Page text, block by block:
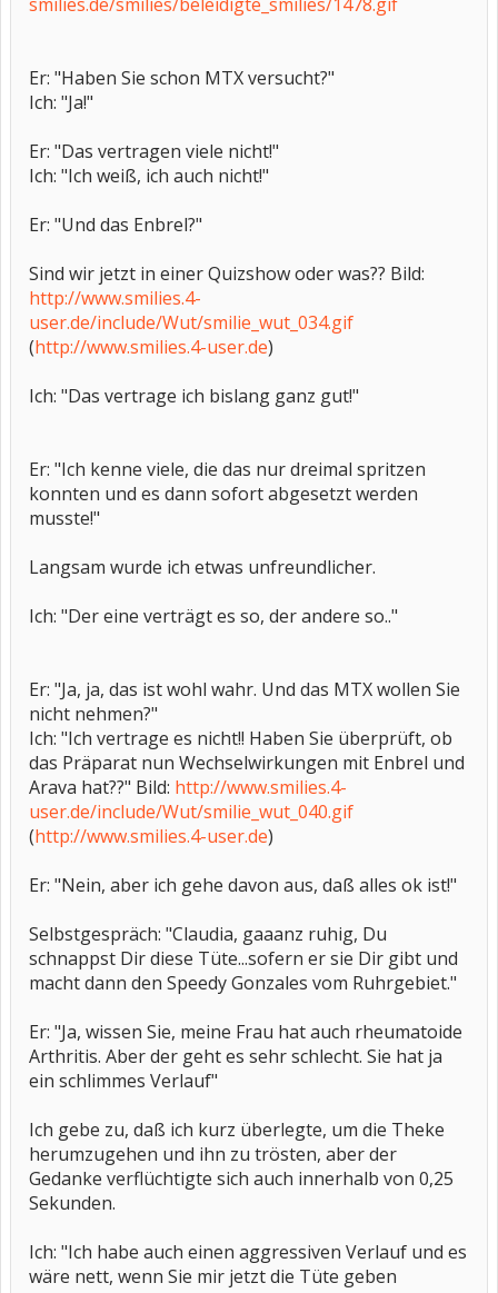
Er: "Haben Sie schon MTX versucht?"
Ich: "Ja!"
Er: "Das vertragen viele nicht!"
Ich: "Ich weiß, ich auch nicht!"
Er: "Und das Enbrel?"
Sind wir jetzt in einer Quizshow oder was?? Bild:
http://www.smilies.4-
user.de/include/Wut/smilie_wut_034.gif
(http://www.smilies.4-user.de)
Ich: "Das vertrage ich bislang ganz gut!"
Er: "Ich kenne viele, die das nur dreimal spritzen
konnten und es dann sofort abgesetzt werden
musste!"
Langsam wurde ich etwas unfreundlicher.
Ich: "Der eine verträgt es so, der andere so.."
Er: "Ja, ja, das ist wohl wahr. Und das MTX wollen Sie
nicht nehmen?"
Ich: "Ich vertrage es nicht!! Haben Sie überprüft, ob
das Präparat nun Wechselwirkungen mit Enbrel und
Arava hat??" Bild: http://www.smilies.4-
user.de/include/Wut/smilie_wut_040.gif
(http://www.smilies.4-user.de)
Er: "Nein, aber ich gehe davon aus, daß alles ok ist!"
Selbstgespräch: "Claudia, gaaanz ruhig, Du
schnappst Dir diese Tüte...sofern er sie Dir gibt und
macht dann den Speedy Gonzales vom Ruhrgebiet."
Er: "Ja, wissen Sie, meine Frau hat auch rheumatoide
Arthritis. Aber der geht es sehr schlecht. Sie hat ja
ein schlimmes Verlauf"
Ich gebe zu, daß ich kurz überlegte, um die Theke
herumzugehen und ihn zu trösten, aber der
Gedanke verflüchtigte sich auch innerhalb von 0,25
Sekunden.
Ich: "Ich habe auch einen aggressiven Verlauf und es
wäre nett, wenn Sie mir jetzt die Tüte geben